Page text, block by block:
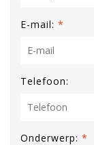
E-mail: *
Telefoon:
Onderwerp: *